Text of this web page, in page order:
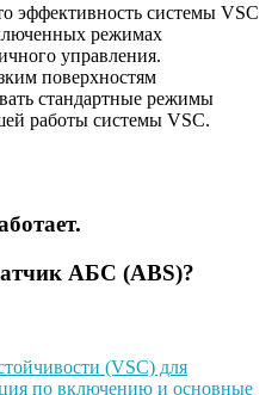
эффективность системы VSC
режимах
управления.
поверхностям
стандартные режимы
работы системы VSC.
АБС (ABS)?
(VSC) для
по включению и основные